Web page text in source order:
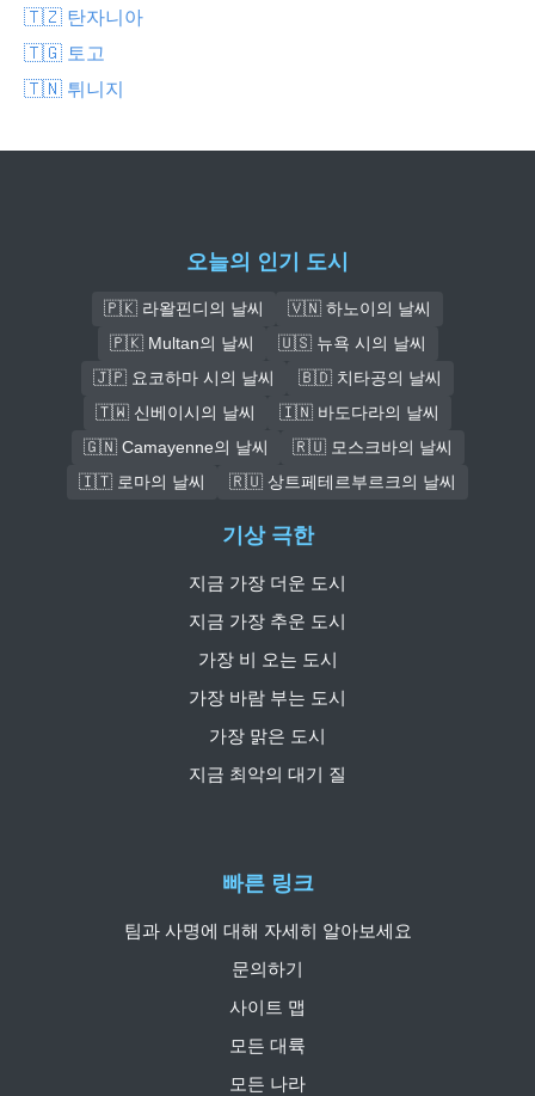
🇹🇿 탄자니아
🇹🇬 토고
🇹🇳 튀니지
오늘의 인기 도시
🇵🇰 라왈핀디의 날씨
🇻🇳 하노이의 날씨
🇵🇰 Multan의 날씨
🇺🇸 뉴욕 시의 날씨
🇯🇵 요코하마 시의 날씨
🇧🇩 치타공의 날씨
🇹🇼 신베이시의 날씨
🇮🇳 바도다라의 날씨
🇬🇳 Camayenne의 날씨
🇷🇺 모스크바의 날씨
🇮🇹 로마의 날씨
🇷🇺 상트페테르부르크의 날씨
빠른 링크
팀과 사명에 대해 자세히 알아보세요
문의하기
사이트 맵
모든 대륙
모든 나라
기상 극한
지금 가장 더운 도시
지금 가장 추운 도시
가장 비 오는 도시
가장 바람 부는 도시
가장 맑은 도시
지금 최악의 대기 질